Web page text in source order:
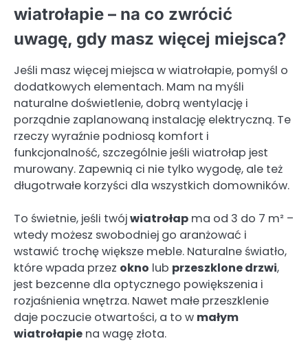
wiatrołapie – na co zwrócić
uwagę, gdy masz więcej miejsca?
Jeśli masz więcej miejsca w wiatrołapie, pomyśl o
dodatkowych elementach. Mam na myśli
naturalne doświetlenie, dobrą wentylację i
porządnie zaplanowaną instalację elektryczną. Te
rzeczy wyraźnie podniosą komfort i
funkcjonalność, szczególnie jeśli wiatrołap jest
murowany. Zapewnią ci nie tylko wygodę, ale też
długotrwałe korzyści dla wszystkich domowników.
To świetnie, jeśli twójwiatrołap ma od 3 do 7 m² –
wtedy możesz swobodniej go aranżować i
wstawić trochę większe meble. Naturalne światło,
które wpada przez okno lub przeszklone drzwi,
jest bezcenne dla optycznego powiększenia i
rozjaśnienia wnętrza. Nawet małe przeszklenie
daje poczucie otwartości, a to w małym
wiatrołapie na wagę złota.